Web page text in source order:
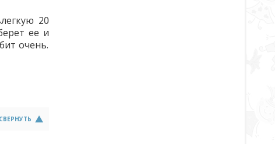
20
ее и
очень.
СВЕРНУТЬ